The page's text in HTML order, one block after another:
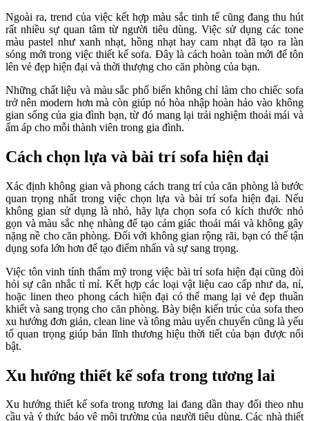
Ngoài ra, trend của việc kết hợp màu sắc tinh tế cũng đang thu hút
rất nhiều sự quan tâm từ người tiêu dùng. Việc sử dụng các tone
màu pastel như xanh nhạt, hồng nhạt hay cam nhạt đã tạo ra làn
sóng mới trong việc thiết kế sofa. Đây là cách hoàn toàn mới để tôn
lên vẻ đẹp hiện đại và thời thượng cho căn phòng của bạn.
Những chất liệu và màu sắc phổ biến không chỉ làm cho chiếc sofa
trở nên modern hơn mà còn giúp nó hòa nhập hoàn hảo vào không
gian sống của gia đình bạn, từ đó mang lại trải nghiệm thoải mái và
ấm áp cho mỗi thành viên trong gia đình.
Cách chọn lựa và bài trí sofa hiện đại
Xác định không gian và phong cách trang trí của căn phòng là bước
quan trọng nhất trong việc chọn lựa và bài trí sofa hiện đại. Nếu
không gian sử dụng là nhỏ, hãy lựa chọn sofa có kích thước nhỏ
gọn và màu sắc nhẹ nhàng để tạo cảm giác thoải mái và không gây
nặng nề cho căn phòng. Đối với không gian rộng rãi, bạn có thể tận
dụng sofa lớn hơn để tạo điểm nhấn và sự sang trọng.
Việc tôn vinh tính thẩm mỹ trong việc bài trí sofa hiện đại cũng đòi
hỏi sự cân nhắc tỉ mỉ. Kết hợp các loại vật liệu cao cấp như da, nỉ,
hoặc linen theo phong cách hiện đại có thể mang lại vẻ đẹp thuần
khiết và sang trọng cho căn phòng. Bày biện kiến ​​trúc của sofa theo
xu hướng đơn giản, clean line và tông màu uyển chuyển cũng là yếu
tố quan trọng giúp bản lĩnh thương hiệu thời tiết của bạn được nổi
bật.
Xu hướng thiết kế sofa trong tương lai
Xu hướng thiết kế sofa trong tương lai đang dần thay đổi theo nhu
cầu và ý thức bảo vệ môi trường của người tiêu dùng. Các nhà thiết